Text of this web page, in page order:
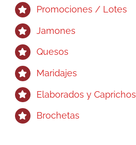
Promociones / Lotes
Jamones
Quesos
Maridajes
Elaborados y Caprichos
Brochetas